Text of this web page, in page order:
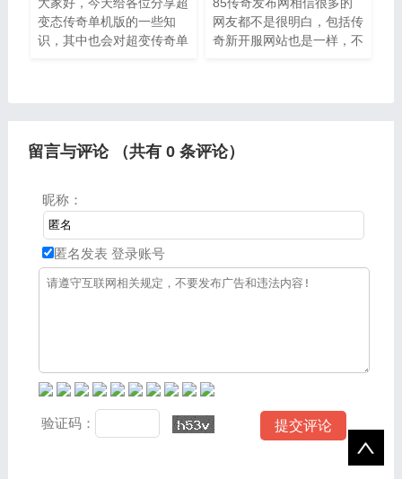
变态传奇单机版的一些知
识，其中也会对超变传奇单
网友都不是很明白，包括传
奇新开服网站也是一样，不
留言与评论 （共有 0条评论）
昵称：
匿名发表 登录账号
验证码：